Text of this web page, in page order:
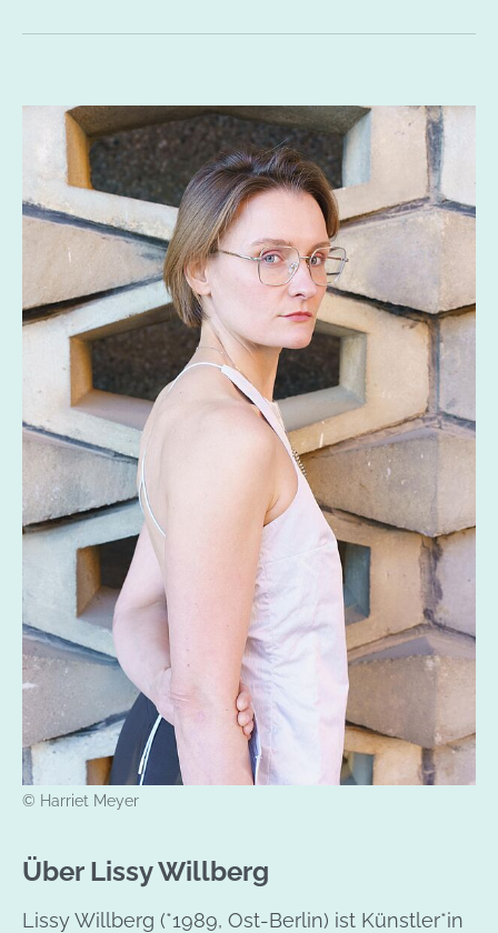
© Harriet Meyer
Über Lissy Willberg
Lissy Willberg (*1989, Ost-Berlin) ist Künstler*in